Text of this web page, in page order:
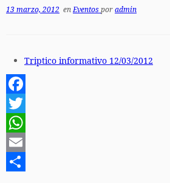
13 marzo, 2012 enEventosporadmin
Triptico informativo 12/03/2012
F
a
c
e
T
w
W
hE